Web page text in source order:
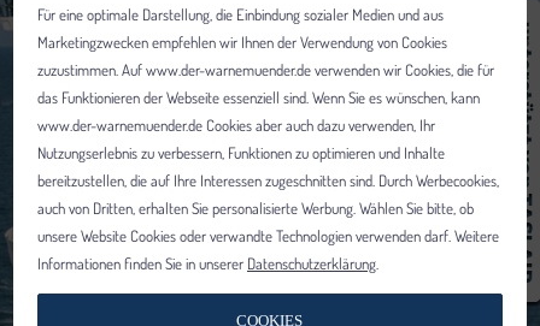
Für eine optimale Darstellung, die Einbindung sozialer Medien und aus
Marketingzwecken empfehlen wir Ihnen der Verwendung von Cookies
zuzustimmen. Auf www.der-warnemuender.de verwenden wir Cookies, die für
das Funktionieren der Webseite essenziell sind. Wenn Sie es wünschen, kann
www.der-warnemuender.de Cookies aber auch dazu verwenden, Ihr
Nutzungserlebnis zu verbessern, Funktionen zu optimieren und Inhalte
bereitzustellen, die auf Ihre Interessen zugeschnitten sind. Durch Werbecookies,
auch von Dritten, erhalten Sie personalisierte Werbung. Wählen Sie bitte, ob
unsere Website Cookies oder verwandte Technologien verwenden darf. Weitere
Informationen finden Sie in unserer Datenschutzerklärung
COOKIES